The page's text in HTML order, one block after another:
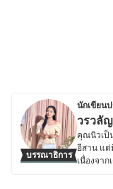
บรรณาธิการ
นักเขียน
วรวลั
คุณนิวเป็
อีสาน แต่
เนื่องจา